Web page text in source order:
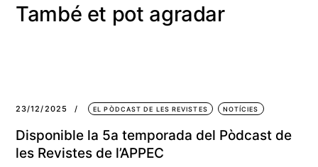
També et pot agradar
23/12/2025 EL PÒDCAST DE LES REVISTES NOTÍCIES
Disponible la 5a temporada del Pòdcast de
les Revistes de l’APPEC